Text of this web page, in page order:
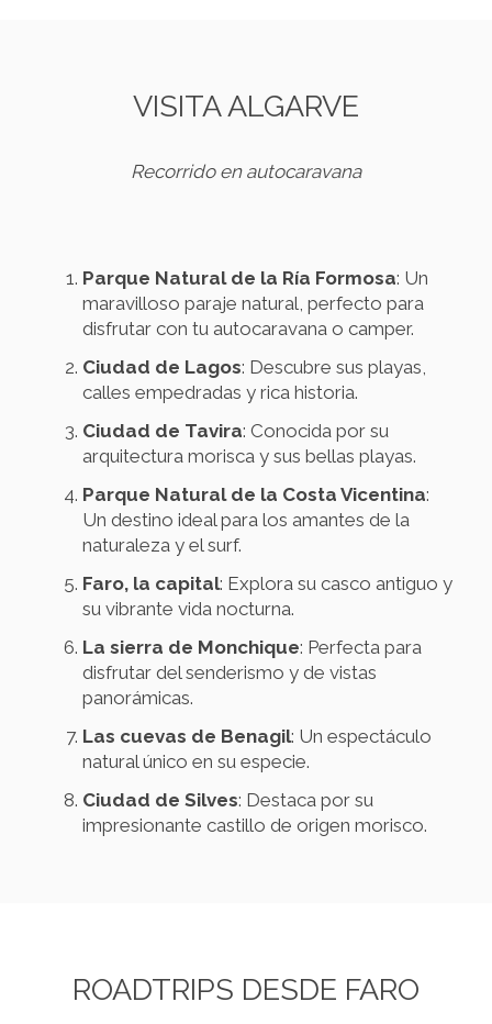
VISITA ALGARVE
Recorrido en autocaravana
Parque Natural de la Ría Formosa: Un
maravilloso paraje natural, perfecto para
disfrutar con tu autocaravana o camper.
Ciudad de Lagos: Descubre sus playas,
calles empedradas y rica historia.
Ciudad de Tavira: Conocida por su
arquitectura morisca y sus bellas playas.
Parque Natural de la Costa Vicentina:
Un destino ideal para los amantes de la
naturaleza y el surf.
Faro, la capital: Explora su casco antiguo y
su vibrante vida nocturna.
La sierra de Monchique: Perfecta para
disfrutar del senderismo y de vistas
panorámicas.
Las cuevas de Benagil: Un espectáculo
natural único en su especie.
Ciudad de Silves: Destaca por su
impresionante castillo de origen morisco.
ROADTRIPS DESDE FARO